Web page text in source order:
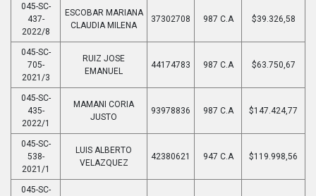
045-SC-
437-
2022/8
ESCOBAR MARIANA
CLAUDIA MILENA
37302708 987 C.A $39.326,58
045-SC-
705-
2021/3
RUIZ JOSE
EMANUEL
44174783 987 C.A $63.750,67
045-SC-
435-
2022/1
MAMANI CORIA
JUSTO
93978836 987 C.A $147.424,77
045-SC-
538-
2021/1
LUIS ALBERTO
VELAZQUEZ
42380621 947 C.A $119.998,56
045-SC-